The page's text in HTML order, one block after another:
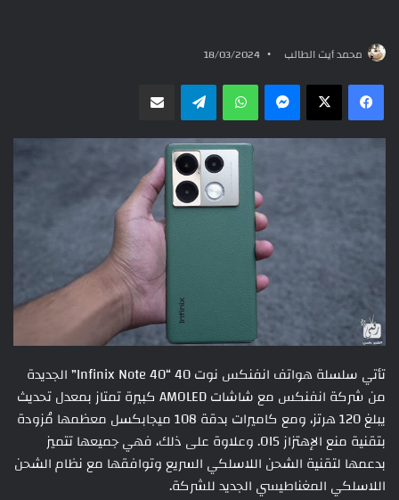
محمد أيت الطالب 18/03/2024
ماسنجر واتسابتيلقرام
تأتي سلسلة هواتف انفنكس نوت 40 “Infinix Note 40” الجديدة
من شركة انفنكس مع شاشات AMOLED كبيرة تمتاز بمعدل تحديث
يبلغ 120 هرتز، ومع كاميرات بدقة 108 ميجابكسل معظمها مُزودة
بتقنية منع الإهتزاز OIS. وعلاوة على ذلك، فهي جميعها تتميز
بدعمها لتقنية الشحن اللاسلكي السريع وتوافقها مع نظام الشحن
اللاسلكي المغناطيسي الجديد للشركة.